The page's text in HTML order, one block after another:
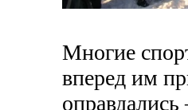
Многие
вперед им